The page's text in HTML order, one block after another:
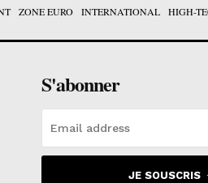
ZONE EURO INTERNATIONAL HIGH-
S'abonner
JE SOUSCRIS